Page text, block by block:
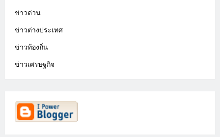
ข่าวด่วน
ข่าวต่างประเทศ
ข่าวท้องถิ่น
ข่าวเศรษฐกิจ